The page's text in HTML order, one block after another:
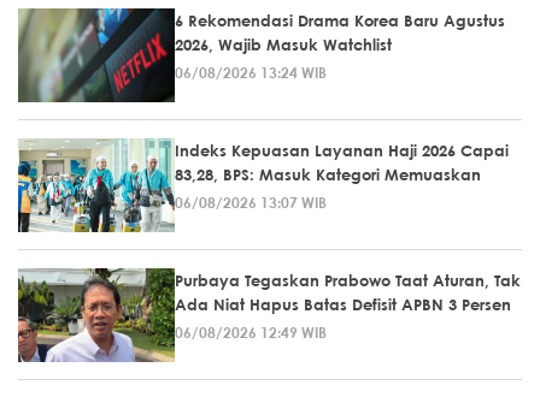
6 Rekomendasi Drama Korea Baru Agustus
2026, Wajib Masuk Watchlist
06/08/2026 13:24 WIB
Indeks Kepuasan Layanan Haji 2026 Capai
83,28, BPS: Masuk Kategori Memuaskan
06/08/2026 13:07 WIB
Purbaya Tegaskan Prabowo Taat Aturan, Tak
Ada Niat Hapus Batas Defisit APBN 3 Persen
06/08/2026 12:49 WIB